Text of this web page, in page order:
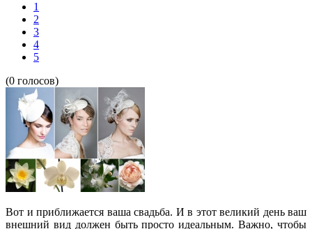
1
2
3
4
5
(0 голосов)
Вот и приближается ваша свадьба. И в этот великий день ваш
внешний вид должен быть просто идеальным. Важно, чтобы